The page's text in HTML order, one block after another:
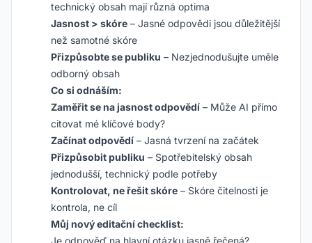
technický obsah mají různá optima
Jasnost > skóre – Jasné odpovědi jsou důležitější
než samotné skóre
Přizpůsobte se publiku – Nezjednodušujte uměle
odborný obsah
Co si odnáším:
Zaměřit se na jasnost odpovědí – Může AI přímo
citovat mé klíčové body?
Začínat odpovědí – Jasná tvrzení na začátek
Přizpůsobit publiku – Spotřebitelský obsah
jednodušší, technický podle potřeby
Kontrolovat, ne řešit skóre – Skóre čitelnosti je
kontrola, ne cíl
Můj nový editační checklist:
Je odpověď na hlavní otázku jasně řečená?